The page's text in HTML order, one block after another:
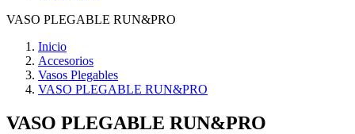
VASO PLEGABLE RUN&PRO
Inicio
Accesorios
Vasos Plegables
VASO PLEGABLE RUN&PRO
VASO PLEGABLE RUN&PRO